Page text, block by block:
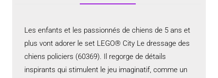
Les enfants et les passionnés de chiens de 5 ans et
plus vont adorer le set LEGO® City Le dressage des
chiens policiers (60369). Il regorge de détails
inspirants qui stimulent le jeu imaginatif, comme un